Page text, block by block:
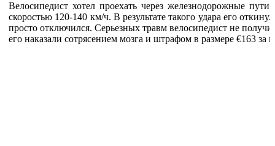
Велосипедист хотел проехать через железнодорожные
скоростью 120-140 км/ч. В результате такого удара его
просто отключился. Серьезных травм велосипедист не
его наказали сотрясением мозга и штрафом в размере €163 за